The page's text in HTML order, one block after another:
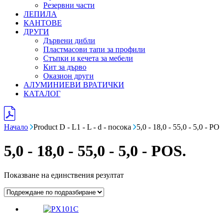
Резервни части
ЛЕПИЛА
КАНТОВЕ
ДРУГИ
Дървени дибли
Пластмасови тапи за профили
Стъпки и кечета за мебели
Кит за дърво
Оказион други
АЛУМИНИЕВИ ВРАТИЧКИ
КАТАЛОГ
Начало Product D - L1 - L - d - посока 5,0 - 18,0 - 55,0 - 5,0 -
5,0 - 18,0 - 55,0 - 5,0 - POS.
Показване на единствения резултат